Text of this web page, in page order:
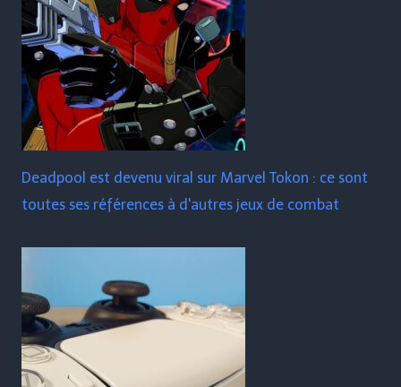
Deadpool est devenu viral sur Marvel Tokon : ce sont
toutes ses références à d'autres jeux de combat